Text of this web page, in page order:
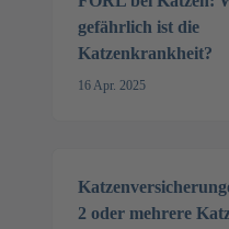
gefährlich ist die
Katzenkrankheit?
16 Apr. 2025
2 oder mehrere